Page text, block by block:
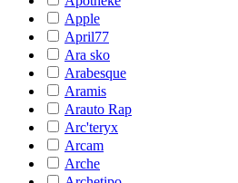
Apple
April77
Ara sko
Arabesque
Aramis
Arauto Rap
Arc'teryx
Arcam
Arche